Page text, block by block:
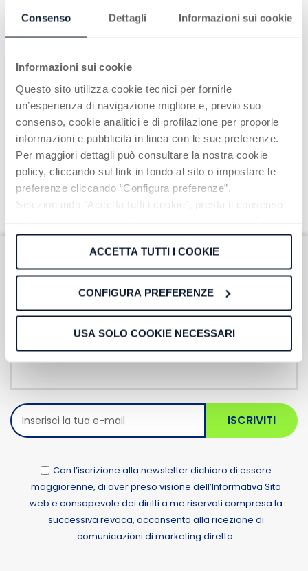
Consenso Dettagli Informazioni sui cookie
Informazioni sui cookie
Questo sito utilizza cookie tecnici per fornirle
un’esperienza di navigazione migliore e, previo suo
consenso, cookie analitici e di profilazione per proporle
informazioni e pubblicità in linea con le sue preferenze.
Per maggiori dettagli può consultare la nostra cookie
policy, cliccando sul link in fondo al sito o impostare le
preferenze cliccando “Configura preferenze”.
Selezionando “Accetta tutti i cookie”, presta il consenso
consenso cliccando su “Usa solo cookie necessari” e
saranno attivati i soli cookie tecnici necessari al corretto
funzionamento del sito.
ACCETTA TUTTI I COOKIE
CONFIGURA PREFERENZE
USA SOLO COOKIE NECESSARI
Iscriviti alla nostra
Newsletter
ISCRIVITI
Con l’iscrizione alla newsletter dichiaro di essere
maggiorenne, di aver preso visione dell’Informativa Sito
web e consapevole dei diritti a me riservati compresa la
successiva revoca, acconsento alla ricezione di
comunicazioni di marketing diretto.